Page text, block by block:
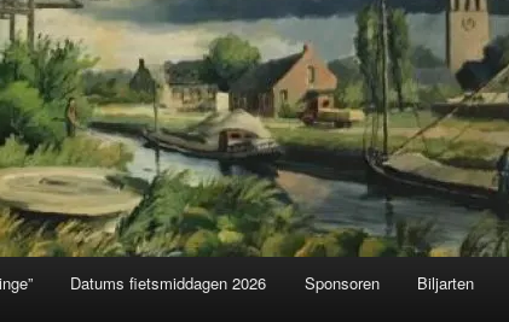
Datums fietsmiddagen 2026 Sponsoren Biljarten